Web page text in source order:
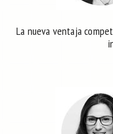
La nueva ventaja